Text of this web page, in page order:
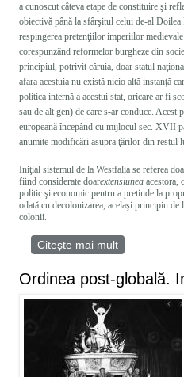
a cunoscut câteva etape de constituire şi
obiectivă până la sfârşitul celui de-al
respingerea pretenţiilor imperiilor
corespunzând reformelor burgheze din
principiul, potrivit căruia, doar statul
afara acestuia nu există nicio altă instanţă
politica internă a acestui stat, oricare ar fi
sau de alt gen) de care s-ar conduce.
europeană începând cu mijlocul sec. XVII
anumite modificări asupra ţărilor din restul
Iniţial sistemul de la Westfalia se referea
fiind considerate doarextensiunea acestora,
politic şi economic pentru a pretinde la
odată cu decolonizarea, acelaşi principiu
colonii.
Citește mai mult
Ordinea post-globală.